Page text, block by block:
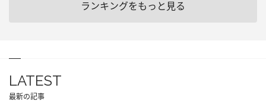
ランキングをもっと見る
LATEST
最新の記事